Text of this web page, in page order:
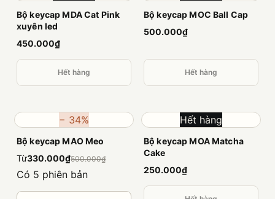
Bộ keycap MDA Cat Pink
xuyên led
450.000₫
Hết hàng
Bộ keycap MOC Ball Cap
500.000₫
Hết hàng
− 34%
Bộ keycap MAO Meo
Từ330.000₫500.000₫
Có 5 phiên bản
Hết hàng
Bộ keycap MOA Matcha
Cake
250.000₫